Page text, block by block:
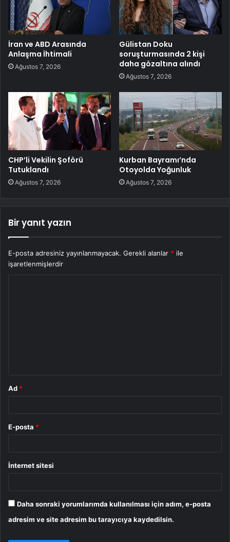
İran ve ABD Arasında
Anlaşma İhtimali
Ağustos 7, 2026
Gülistan Doku
soruşturmasında 2 kişi
daha gözaltına alındı
Ağustos 7, 2026
CHP’li Vekilin Şoförü
Tutuklandı
Ağustos 7, 2026
Kurban Bayramı’nda
Otoyolda Yoğunluk
Ağustos 7, 2026
Bir yanıt yazın
E-posta adresiniz yayınlanmayacak. Gerekli alanlar * ile
işaretlenmişlerdir
Ad *
E-posta *
İnternet sitesi
Daha sonraki yorumlarımda kullanılması için adım, e-posta
adresim ve site adresim bu tarayıcıya kaydedilsin.